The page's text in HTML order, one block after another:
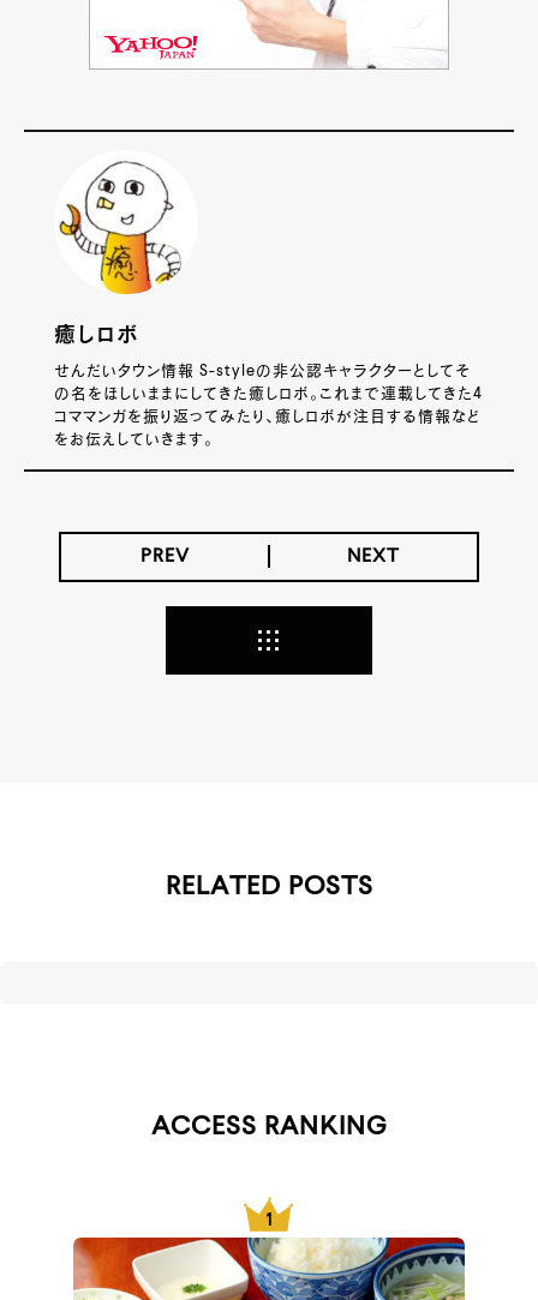
癒しロボ
せんだいタウン情報 S-styleの非公認キャラクターとしてそ
の名をほしいままにしてきた癒しロボ。これまで連載してきた4
コママンガを振り返ってみたり、癒しロボが注目する情報など
をお伝えしていきます。
PREV NEXT
RELATED POSTS
ACCESS RANKING